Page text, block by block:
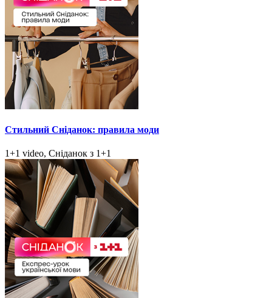
Стильний Сніданок: правила моди
1+1 video, Сніданок з 1+1